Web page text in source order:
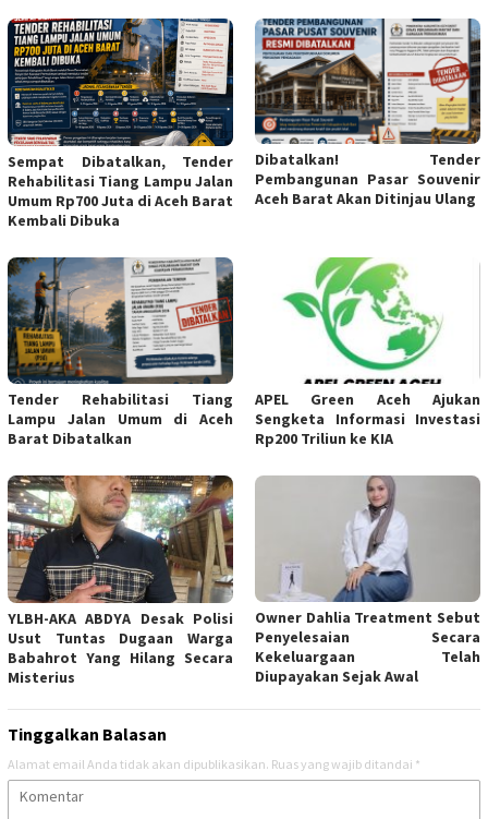
Sempat Dibatalkan, Tender
Rehabilitasi Tiang Lampu Jalan
Umum Rp700 Juta di Aceh Barat
Kembali Dibuka
Dibatalkan! Tender
Pembangunan Pasar Souvenir
Aceh Barat Akan Ditinjau Ulang
Tender Rehabilitasi Tiang
Lampu Jalan Umum di Aceh
Barat Dibatalkan
APEL Green Aceh Ajukan
Sengketa Informasi Investasi
Rp200 Triliun ke KIA
YLBH-AKA ABDYA Desak Polisi
Usut Tuntas Dugaan Warga
Babahrot Yang Hilang Secara
Misterius
Owner Dahlia Treatment Sebut
Penyelesaian Secara
Kekeluargaan Telah
Diupayakan Sejak Awal
Tinggalkan Balasan
Alamat email Anda tidak akan dipublikasikan. Ruas yang wajib ditandai *